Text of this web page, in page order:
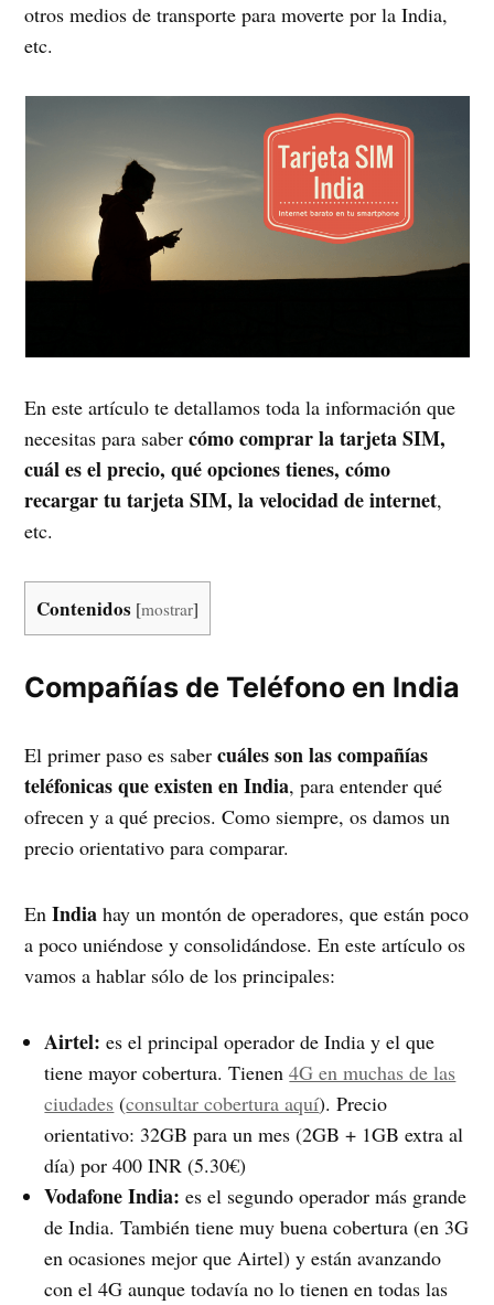
otros medios de transporte para moverte por la India,
etc.
En este artículo te detallamos toda la información que
necesitas para sabercómo comprar la tarjeta SIM,
cuál es el precio, qué opciones tienes, cómo
recargar tu tarjeta SIM, la velocidad de internet,
etc.
Contenidos [mostrar]
Compañías de Teléfono en India
El primer paso es sabercuáles son las compañías
teléfonicas que existen en India, para entender qué
ofrecen y a qué precios. Como siempre, os damos un
precio orientativo para comparar.
EnIndia hay un montón de operadores, que están poco
a poco uniéndose y consolidándose. En este artículo os
vamos a hablar sólo de los principales:
Airtel: es el principal operador de India y el que
tiene mayor cobertura. Tienen4G en muchas de las
ciudades (consultar cobertura aquí). Precio
orientativo: 32GB para un mes (2GB + 1GB extra al
día) por 400 INR (5.30€)
Vodafone India: es el segundo operador más grande
de India. También tiene muy buena cobertura (en 3G
en ocasiones mejor que Airtel) y están avanzando
con el 4G aunque todavía no lo tienen en todas las